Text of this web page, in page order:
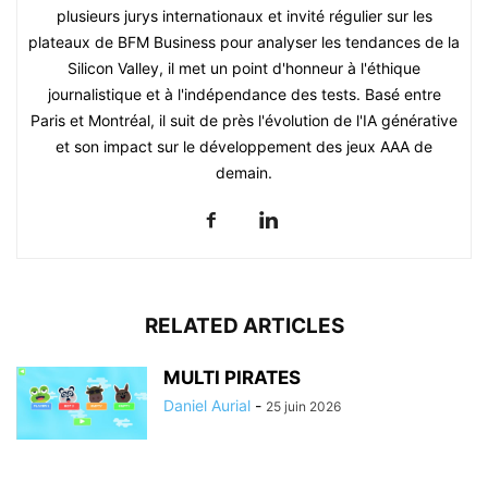
plusieurs jurys internationaux et invité régulier sur les
plateaux de BFM Business pour analyser les tendances de la
Silicon Valley, il met un point d'honneur à l'éthique
journalistique et à l'indépendance des tests. Basé entre
Paris et Montréal, il suit de près l'évolution de l'IA générative
et son impact sur le développement des jeux AAA de
demain.
RELATED ARTICLES
MULTI PIRATES
Daniel Aurial - 25 juin 2026